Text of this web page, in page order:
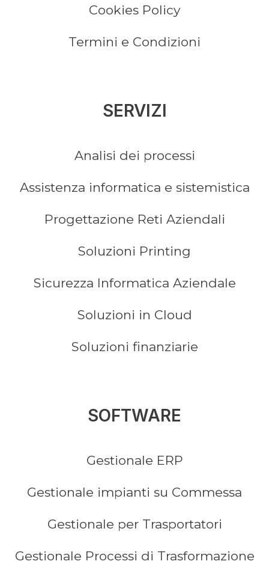
Cookies Policy
Termini e Condizioni
SERVIZI
Analisi dei processi
Assistenza informatica e sistemistica
Progettazione Reti Aziendali
Soluzioni Printing
Sicurezza Informatica Aziendale
Soluzioni in Cloud
Soluzioni finanziarie
SOFTWARE
Gestionale ERP
Gestionale impianti su Commessa
Gestionale per Trasportatori
Gestionale Processi di Trasformazione